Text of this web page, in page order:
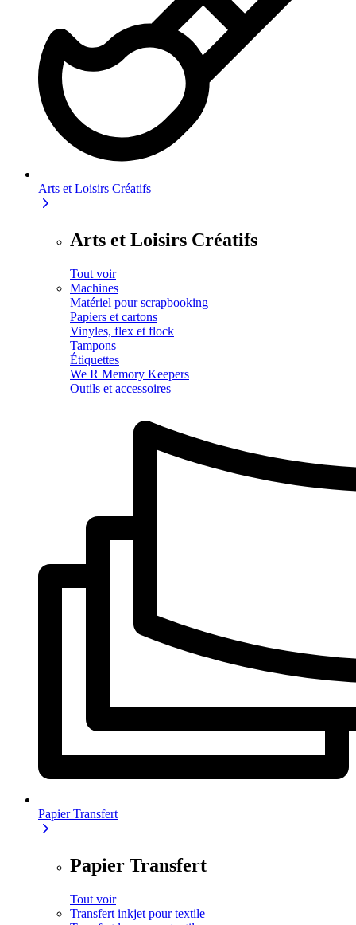
Arts et Loisirs Créatifs
Arts et Loisirs Créatifs
Tout voir
Machines
Matériel pour scrapbooking
Papiers et cartons
Vinyles, flex et flock
Tampons
Étiquettes
We R Memory Keepers
Outils et accessoires
Papier Transfert
Papier Transfert
Tout voir
Transfert inkjet pour textile